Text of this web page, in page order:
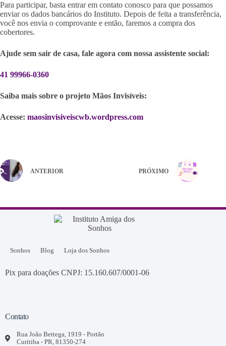
Para participar, basta entrar em contato conosco para que possamos
enviar os dados bancários do Instituto. Depois de feita a transferência,
você nos envia o comprovante e então, faremos a compra dos
cobertores.
Ajude sem sair de casa, fale agora com nossa assistente social:
41 99966-0360
Saiba mais sobre o projeto Mãos Invisíveis:
Acesse: maosinvisiveiscwb.wordpress.com
ANTERIOR PRÓXIMO
Sonhos Blog Loja dos Sonhos
Pix para doações CNPJ: 15.160.607/0001-06
Contato
Rua João Bettega, 1919 - Portão
Curitiba - PR, 81350-274